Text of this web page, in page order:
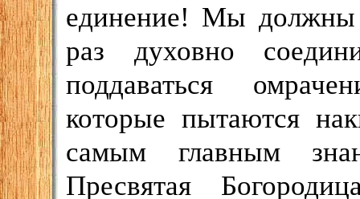
единение! Мы должны
раз духовно
поддаваться
которые пытаются
самым главным
Пресвятая